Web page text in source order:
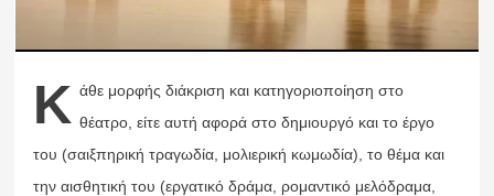
Κ άθε μορφής διάκριση και κατηγοριοποίηση στο
θέατρο, είτε αυτή αφορά στο δημιουργό και το έργο
του (σαιξπηρική τραγωδία, μολιερική κωμωδία), το θέμα και
την αισθητική του (εργατικό δράμα, ρομαντικό μελόδραμα,